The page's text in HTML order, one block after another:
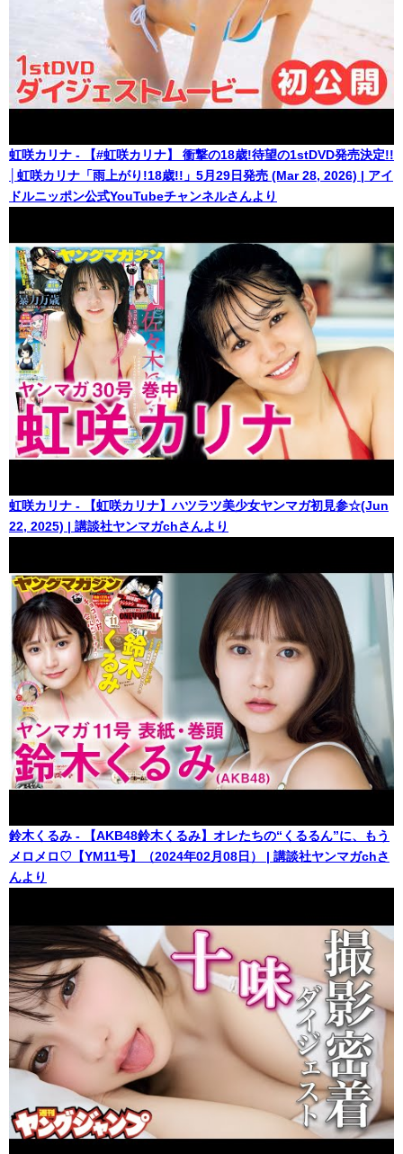
虹咲カリナ - 【#虹咲カリナ】 衝撃の18歳!待望の1stDVD発売決定!!
│虹咲カリナ「雨上がり!18歳!!」5月29日発売 (Mar 28, 2026) | アイ
ドルニッポン公式YouTubeチャンネルさんより
虹咲カリナ - 【虹咲カリナ】ハツラツ美少女ヤンマガ初見参☆(Jun
22, 2025) | 講談社ヤンマガchさんより
鈴木くるみ - 【AKB48鈴木くるみ】オレたちの“くるるん”に、もう
メロメロ♡【YM11号】（2024年02月08日） | 講談社ヤンマガchさ
んより